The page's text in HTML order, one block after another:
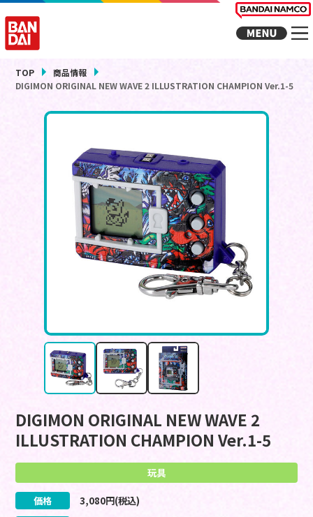
TOP
商品情報
DIGIMON ORIGINAL NEW WAVE 2 ILLUSTRATION CHAMPION Ver.1-5
DIGIMON ORIGINAL NEW WAVE 2
ILLUSTRATION CHAMPION Ver.1-5
玩具
価格 3,080円(税込)